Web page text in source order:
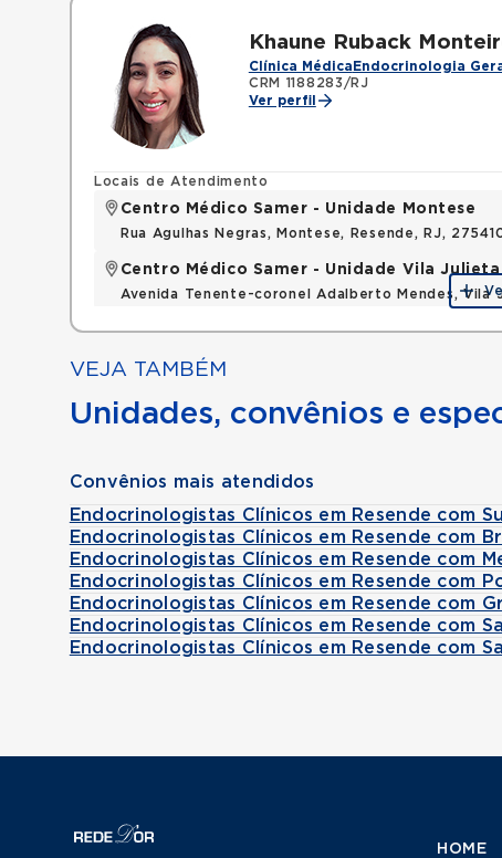
Khaune Ruback
Clínica Médica Endocrinologia
CRM 1188283/RJ
Ver perfil
Locais de Atendimento
Centro Médico Samer - Unidade Montese
Rua Agulhas Negras, Montese, Resende, RJ,
Centro Médico Samer - Unidade Vila Julieta
Avenida Tenente-coronel Adalberto Mendes, Vila
VEJA TAMBÉM
Unidades, convênios e
Convênios mais atendidos
Endocrinologistas Clínicos em Resende com
Endocrinologistas Clínicos em Resende com
Endocrinologistas Clínicos em Resende com
Endocrinologistas Clínicos em Resende com
Endocrinologistas Clínicos em Resende com
Endocrinologistas Clínicos em Resende com
Endocrinologistas Clínicos em Resende com
HOME